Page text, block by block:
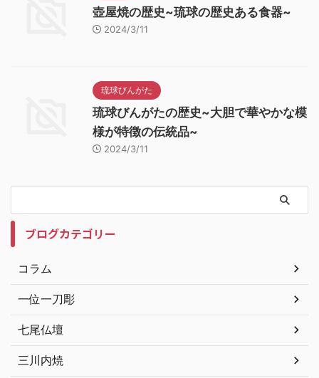
壺屋焼の歴史~琉球の歴史ある食器~
2024/3/11
琉球びんがた
琉球びんがたの歴史~大胆で華やかな模
様が特徴の伝統品~
2024/3/11
ブログカテゴリー
コラム
一位一刀彫
七尾仏壇
三川内焼